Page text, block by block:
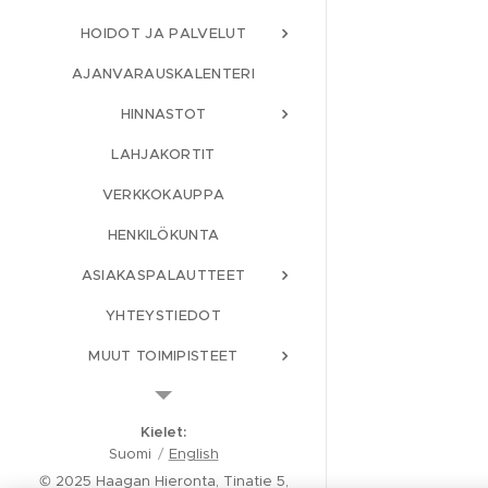
HOIDOT JA PALVELUT
AJANVARAUSKALENTERI
HINNASTOT
LAHJAKORTIT
VERKKOKAUPPA
HENKILÖKUNTA
ASIAKASPALAUTTEET
YHTEYSTIEDOT
MUUT TOIMIPISTEET
HAE MEILLE TÖIHIN!
TIETOSUOJAKÄYTÄNTÖ
KÄYTTÖEHDOT
© 2025 Haagan Hieronta, Tinatie 5,
Kielet
Suomi
English